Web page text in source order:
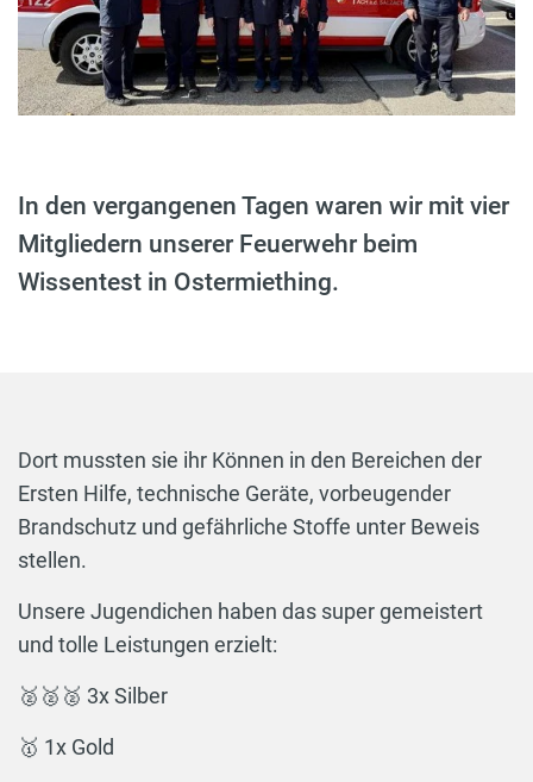
In den vergangenen Tagen waren wir mit vier
Mitgliedern unserer Feuerwehr beim
Wissentest in Ostermiething.
Dort mussten sie ihr Können in den Bereichen der
Ersten Hilfe, technische Geräte, vorbeugender
Brandschutz und gefährliche Stoffe unter Beweis
stellen.
Unsere Jugendichen haben das super gemeistert
und tolle Leistungen erzielt:
🥈🥈🥈 3x Silber
🥇 1x Gold